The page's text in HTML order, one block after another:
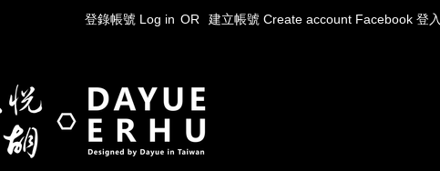
登錄帳號 Log in OR 建立帳號 Create account Facebook 登入